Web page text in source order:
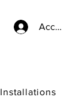
Accedi
Installations